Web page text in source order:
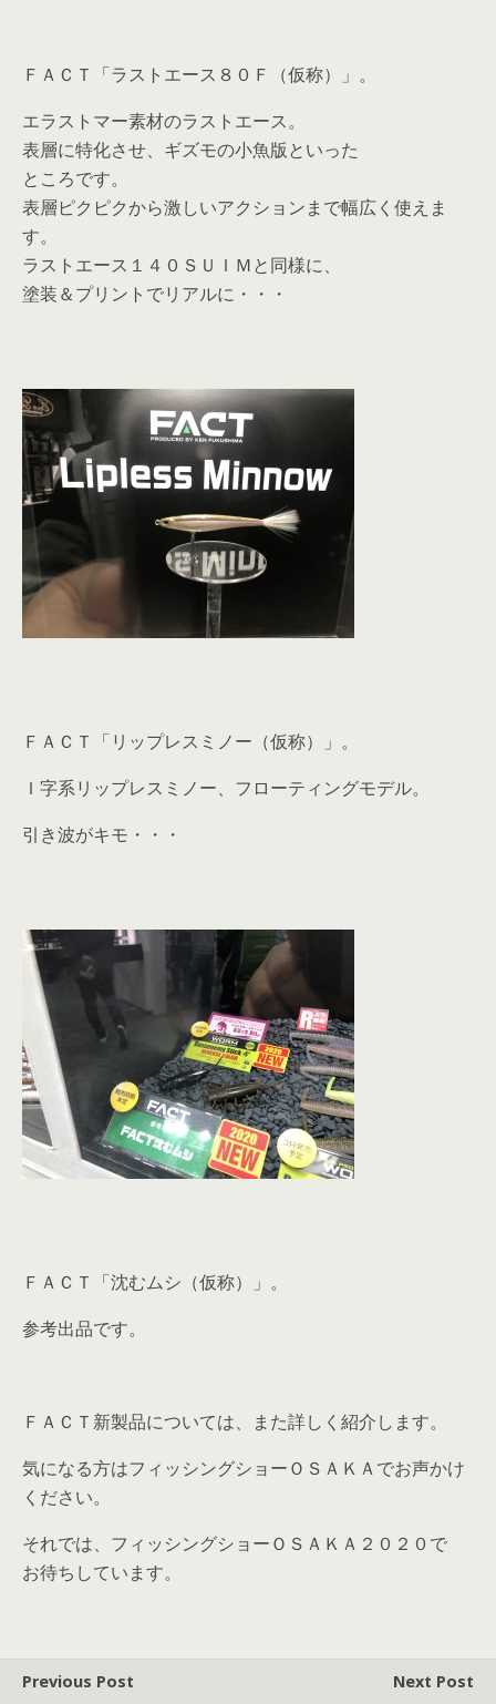
ＦＡＣＴ「ラストエース８０Ｆ（仮称）」。
エラストマー素材のラストエース。
表層に特化させ、ギズモの小魚版といった
ところです。
表層ピクピクから激しいアクションまで幅広く使えま
す。
ラストエース１４０ＳＵＩＭと同様に、
塗装＆プリントでリアルに・・・
ＦＡＣＴ「リップレスミノー（仮称）」。
Ｉ字系リップレスミノー、フローティングモデル。
引き波がキモ・・・
ＦＡＣＴ「沈むムシ（仮称）」。
参考出品です。
ＦＡＣＴ新製品については、また詳しく紹介します。
気になる方はフィッシングショーＯＳＡＫＡでお声かけ
ください。
それでは、フィッシングショーＯＳＡＫＡ２０２０で
お待ちしています。
Previous Post
Next Post